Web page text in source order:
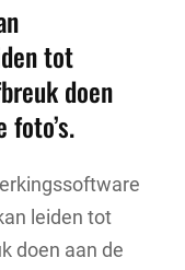
tot
doen
leiden tot
doen aan de